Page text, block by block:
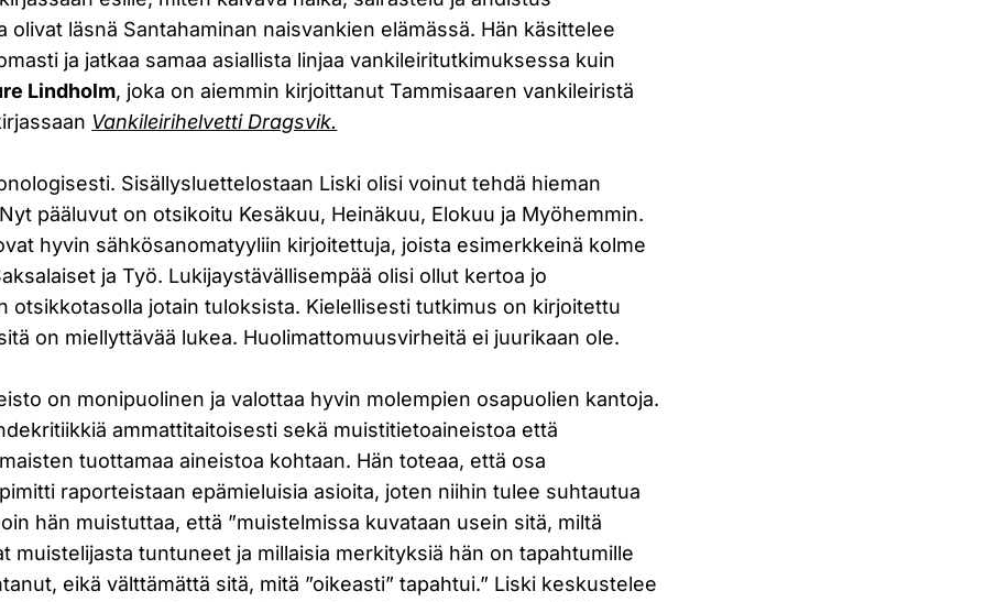
olivat läsnä Santahaminan naisvankien elämässä. Hän käsittelee
ja jatkaa samaa asiallista linjaa vankileiritutkimuksessa kuin
Lindholm, joka on aiemmin kirjoittanut Tammisaaren vankileiristä
Vankileirihelvetti Dragsvik.
Sisällysluettelostaan Liski olisi voinut tehdä hieman
pääluvut on otsikoitu Kesäkuu, Heinäkuu, Elokuu ja Myöhemmin.
hyvin sähkösanomatyyliin kirjoitettuja, joista esimerkkeinä kolme
ja Työ. Lukijaystävällisempää olisi ollut kertoa jo
otsikkotasolla jotain tuloksista. Kielellisesti tutkimus on kirjoitettu
on miellyttävää lukea. Huolimattomuusvirheitä ei juurikaan ole.
on monipuolinen ja valottaa hyvin molempien osapuolien kantoja.
ammattitaitoisesti sekä muistitietoaineistoa että
tuottamaa aineistoa kohtaan. Hän toteaa, että osa
raporteistaan epämieluisia asioita, joten niihin tulee suhtautua
hän muistuttaa, että ”muistelmissa kuvataan usein sitä, miltä
muistelijasta tuntuneet ja millaisia merkityksiä hän on tapahtumille
eikä välttämättä sitä, mitä ”oikeasti” tapahtui.” Liski keskustelee